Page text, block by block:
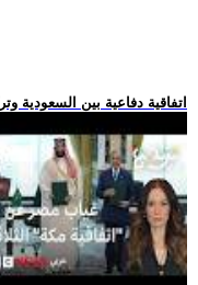
.. اتفاقية دفاعية بين السعودية